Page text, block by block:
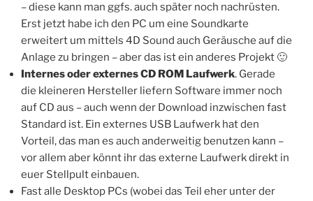
– diese kann man ggfs. auch später noch nachrüsten.
Erst jetzt habe ich den PC um eine Soundkarte
erweitert um mittels 4D Sound auch Geräusche auf die
Anlage zu bringen – aber das ist ein anderes Projekt 🙂
Internes oder externes CD ROM Laufwerk. Gerade
die kleineren Hersteller liefern Software immer noch
auf CD aus – auch wenn der Download inzwischen fast
Standard ist. Ein externes USB Laufwerk hat den
Vorteil, das man es auch anderweitig benutzen kann –
vor allem aber könnt ihr das externe Laufwerk direkt in
euer Stellpult einbauen.
Fast alle Desktop PCs (wobei das Teil eher unter der